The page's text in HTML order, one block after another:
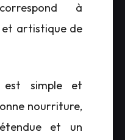
à
et artistique de
est simple et
nourriture,
et un